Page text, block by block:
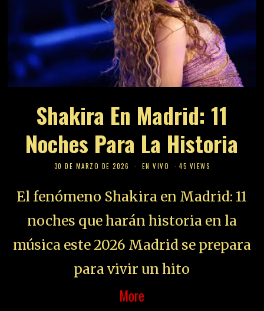
Shakira En Madrid: 11
Noches Para La Historia
30 DE MARZO DE 2026 EN VIVO 45 VIEWS
El fenómeno Shakira en Madrid: 11
noches que harán historia en la
música este 2026 Madrid se prepara
para vivir un hito
More